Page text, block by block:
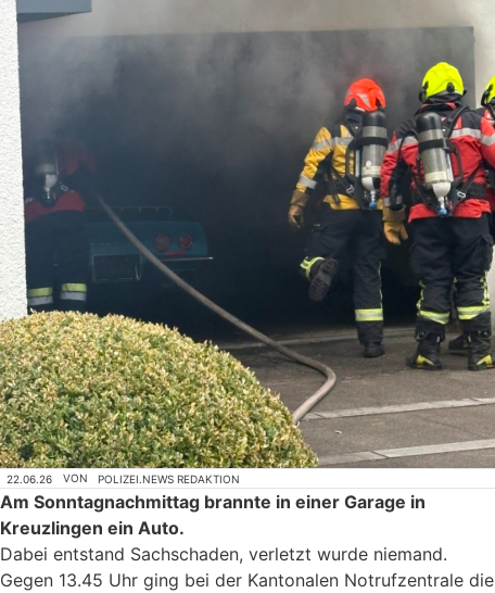
22.06.26 VON POLIZEI.NEWS REDAKTION
Am Sonntagnachmittag brannte in einer Garage in
Kreuzlingen ein Auto.
Dabei entstand Sachschaden, verletzt wurde niemand.
Gegen 13.45 Uhr ging bei der Kantonalen Notrufzentrale die